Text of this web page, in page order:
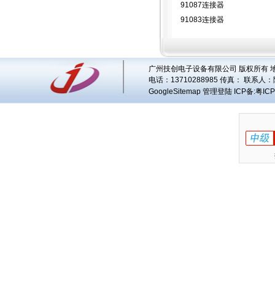
91087连接器
91083连接器
广州技创电子设备有限公司 版权所有
电话：13710288985 传真： 联系人：
GoogleSitemap 管理登陆 ICP备:粤